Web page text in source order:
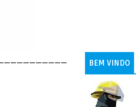
BEM VINDO